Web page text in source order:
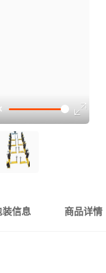
装信息 商品详情